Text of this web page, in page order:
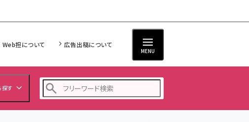
Web担について 広告出稿について
MENU
探す